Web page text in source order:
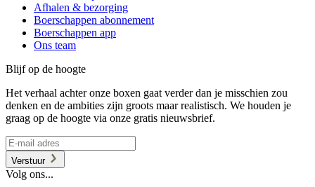
Afhalen & bezorging
Boerschappen abonnement
Boerschappen app
Ons team
Blijf op de hoogte
Het verhaal achter onze boxen gaat verder dan je misschien zou
denken en de ambities zijn groots maar realistisch. We houden je
graag op de hoogte via onze gratis nieuwsbrief.
Verstuur
Volg ons...